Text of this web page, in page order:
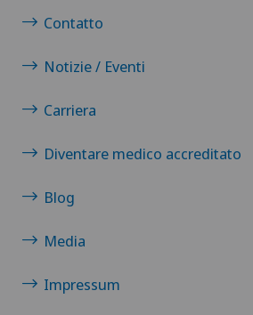
Contatto
Notizie / Eventi
Carriera
Diventare medico accreditato
Blog
Media
Impressum